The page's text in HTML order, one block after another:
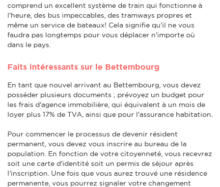
comprend un excellent système de train qui fonctionne à
l'heure, des bus impeccables, des tramways propres et
même un service de bateaux! Cela signifie qu'il ne vous
faudra pas longtemps pour vous déplacer n'importe où
dans le pays.
Faits intéressants sur le Bettembourg
En tant que nouvel arrivant au Bettembourg, vous devez
posséder plusieurs documents ; prévoyez un budget pour
les frais d'agence immobilière, qui équivalent à un mois de
loyer plus 17% de TVA, ainsi que pour l'assurance habitation.
Pour commencer le processus de devenir résident
permanent, vous devez vous inscrire au bureau de la
population. En fonction de votre citoyenneté, vous recevrez
soit une carte d'identité soit un permis de séjour après
l'inscription. Une fois que vous aurez trouvé une résidence
permanente, vous pourrez signaler votre changement